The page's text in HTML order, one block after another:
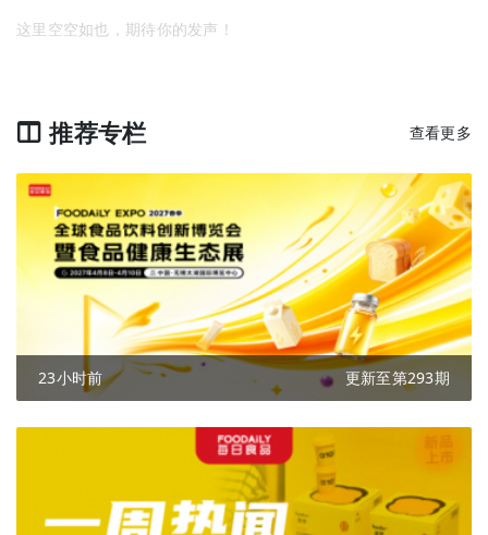
这里空空如也，期待你的发声！
推荐专栏 查看更多
23小时前 更新至第293期